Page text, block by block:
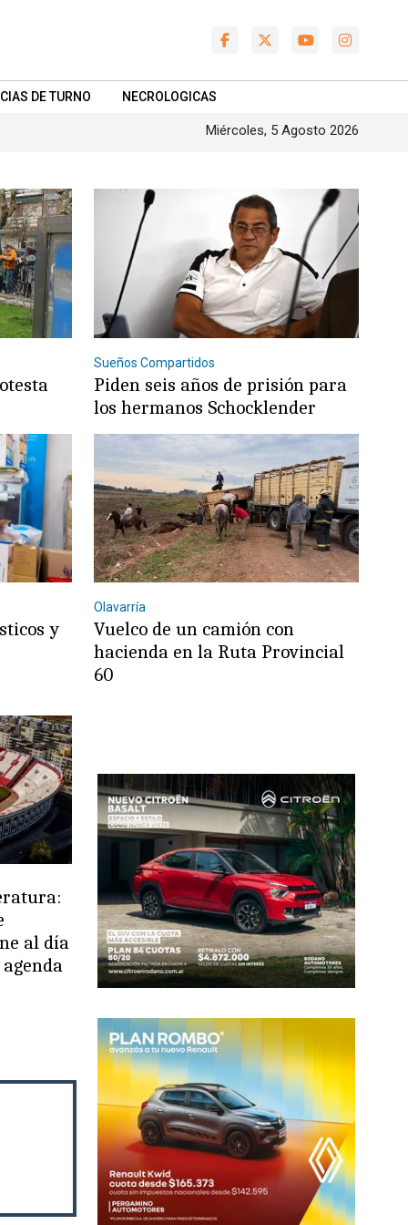
DE TURNO NECROLOGICAS
Miércoles, 5 Agosto 2026
Sueños Compartidos
Piden seis años de prisión para
los hermanos Schocklender
y
Olavarría
Vuelco de un camión con
hacienda en la Ruta Provincial
60
al día